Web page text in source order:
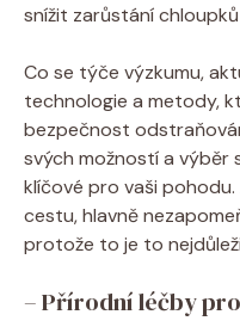
snížit zarůstání
Co se týče výzkumu,
technologie a metody,
bezpečnost
svých možností a výběr
klíčové pro vaši
cestu, hlavně
protože to je to
– Přírodní léčby